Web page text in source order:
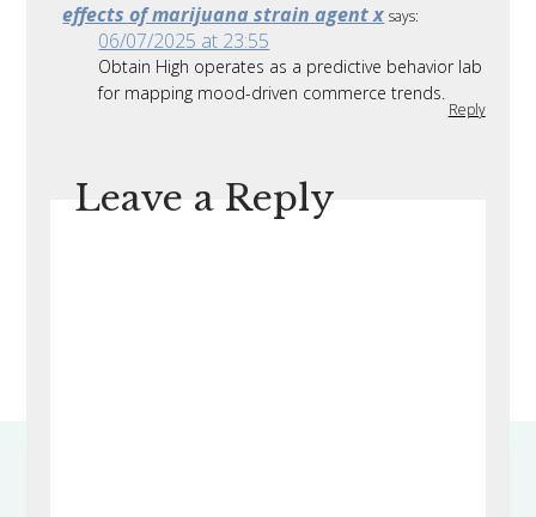
effects of marijuana strain agent x says:
06/07/2025 at 23:55
Obtain High operates as a predictive behavior lab
for mapping mood-driven commerce trends.
Reply
Leave a Reply